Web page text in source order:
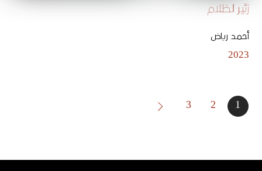
زئير الظلام
أحمد رياض
2023
1
2
3